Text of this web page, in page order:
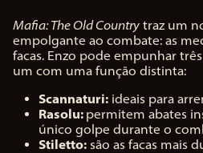
Mafia: The Old Country traz um
empolgante ao combate: as
facas. Enzo pode empunhar
um com uma função distinta:
Scannaturi: ideais para
Rasolu: permitem abates
único golpe durante o
Stiletto: são as facas mais